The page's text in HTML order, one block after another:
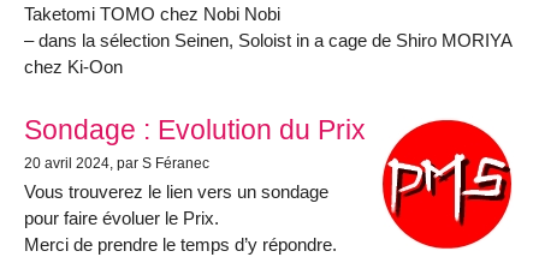
Taketomi TOMO chez Nobi Nobi
– dans la sélection Seinen, Soloist in a cage de Shiro MORIYA
chez Ki-Oon
Sondage : Evolution du Prix
20 avril 2024 , par S Féranec
Vous trouverez le lien vers un sondage
pour faire évoluer le Prix.
Merci de prendre le temps d’y répondre.